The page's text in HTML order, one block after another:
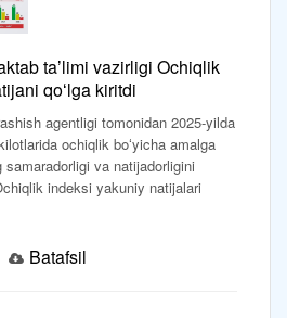
taʼlimi vazirligi Ochiqlik
qoʻlga kiritdi
agentligi tomonidan 2025-yilda
ochiqlik boʻyicha amalga
va natijadorligini
indeksi yakuniy natijalari
Batafsil